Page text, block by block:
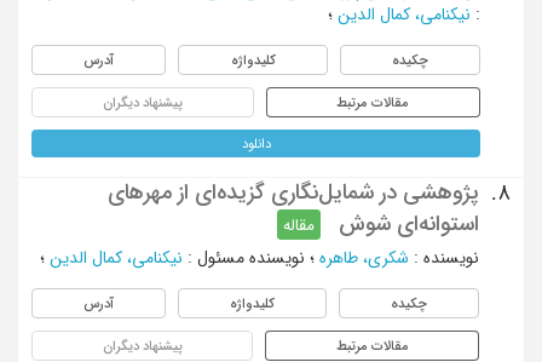
: نیکنامی، کمال الدین ؛
چکیده کلیدواژه آدرس
مقالات مرتبط پیشنهاد دیگران
دانلود
8.
پژوهشی در شمایل‌نگاری گزیده‌ای از مهرهای
استوانه‌ای شوش
مقاله
نویسنده : شکری، طاهره ؛ نویسنده مسئول : نیکنامی، کمال الدین ؛
چکیده کلیدواژه آدرس
مقالات مرتبط پیشنهاد دیگران